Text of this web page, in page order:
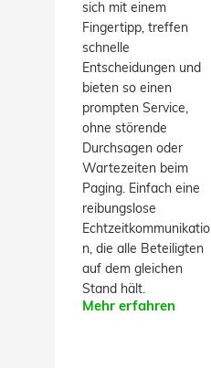
sich mit einem
Fingertipp, treffen
schnelle
Entscheidungen und
bieten so einen
prompten Service,
ohne störende
Durchsagen oder
Wartezeiten beim
Paging. Einfach eine
reibungslose
Echtzeitkommunikatio
n, die alle Beteiligten
auf dem gleichen
Stand hält.
Mehr erfahren